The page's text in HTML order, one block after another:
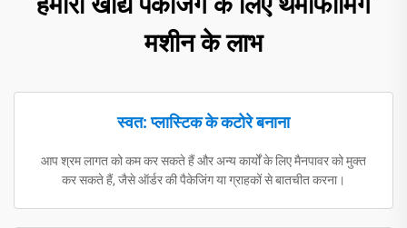
मशीन के लाभ
स्वत: प्लास्टिक के कटोरे बनाना
आप श्रम लागत को कम कर सकते हैं और अन्य कार्यों के लिए मैनपावर को मुक्त
कर सकते हैं, जैसे ऑर्डर की पैकेजिंग या ग्राहकों से बातचीत करना।